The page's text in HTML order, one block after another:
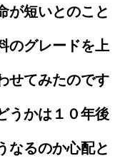
が短いとのこと
のグレードを上
せてみたのです
うかは１０年後
なるのか心配と